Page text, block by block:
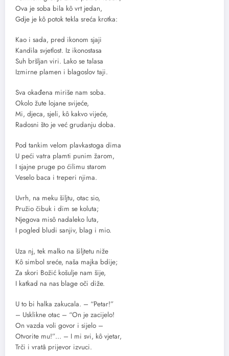
Ova je soba bila kô vrt jedan,
Gdje je kô potok tekla sreća krotka:
Kao i sada, pred ikonom sjaji
Kandila svjetlost. Iz ikonostasa
Suh bršljan viri. Lako se talasa
Izmirne plamen i blagoslov taji.
Sva okađena miriše nam soba.
Okolo žute lojane svijeće,
Mi, djeca, sjeli, kô kakvo vijeće,
Radosni što je već grudanju doba.
Pod tankim velom plavkastoga dima
U peći vatra plamti punim žarom,
I sjajne pruge po ćilimu starom
Veselo baca i treperi njima.
Uvrh, na meku šiljtu, otac sio,
Pružio čibuk i dim se koluta;
Njegova misô nadaleko luta,
I pogled bludi sanjiv, blag i mio.
Uza nj, tek malko na šiljtetu niže
Kô simbol sreće, naša majka bdije;
Za skori Božić košulje nam šije,
I katkad na nas blage oči diže.
U to bi halka zakucala. – “Petar!”
– Usklikne otac – “On je zacijelo!
On vazda voli govor i sijelo –
Otvorite mu!”… – I mi svi, kô vjetar,
Trči i vratâ prijevor izvuci.